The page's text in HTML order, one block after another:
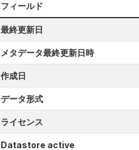
フィールド
最終更新日
メタデータ最終更新日時
作成日
データ形式
ライセンス
Datastore active